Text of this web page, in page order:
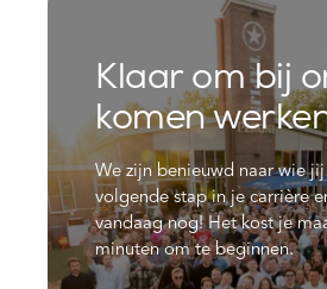
Klaar om bij
komen
We zijn benieuwd naar wie
volgende stap in je carrière
vandaag nog! Het kost je
minuten om te beginnen.